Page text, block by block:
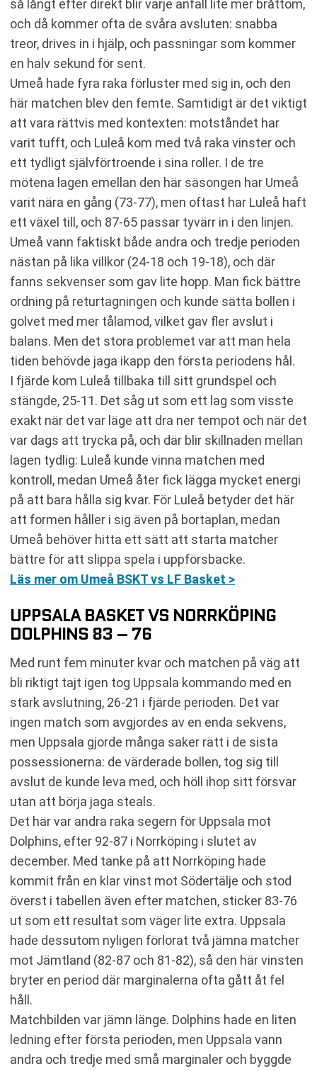
så långt efter direkt blir varje anfall lite mer bråttom,
och då kommer ofta de svåra avsluten: snabba
treor, drives in i hjälp, och passningar som kommer
en halv sekund för sent.
Umeå hade fyra raka förluster med sig in, och den
här matchen blev den femte. Samtidigt är det viktigt
att vara rättvis med kontexten: motståndet har
varit tufft, och Luleå kom med två raka vinster och
ett tydligt självförtroende i sina roller. I de tre
mötena lagen emellan den här säsongen har Umeå
varit nära en gång (73-77), men oftast har Luleå haft
ett växel till, och 87-65 passar tyvärr in i den linjen.
Umeå vann faktiskt både andra och tredje perioden
nästan på lika villkor (24-18 och 19-18), och där
fanns sekvenser som gav lite hopp. Man fick bättre
ordning på returtagningen och kunde sätta bollen i
golvet med mer tålamod, vilket gav fler avslut i
balans. Men det stora problemet var att man hela
tiden behövde jaga ikapp den första periodens hål.
I fjärde kom Luleå tillbaka till sitt grundspel och
stängde, 25-11. Det såg ut som ett lag som visste
exakt när det var läge att dra ner tempot och när det
var dags att trycka på, och där blir skillnaden mellan
lagen tydlig: Luleå kunde vinna matchen med
kontroll, medan Umeå åter fick lägga mycket energi
på att bara hålla sig kvar. För Luleå betyder det här
att formen håller i sig även på bortaplan, medan
Umeå behöver hitta ett sätt att starta matcher
bättre för att slippa spela i uppförsbacke.
Läs mer om Umeå BSKT vs LF Basket >
UPPSALA BASKET VS NORRKÖPING
DOLPHINS 83 – 76
Med runt fem minuter kvar och matchen på väg att
bli riktigt tajt igen tog Uppsala kommando med en
stark avslutning, 26-21 i fjärde perioden. Det var
ingen match som avgjordes av en enda sekvens,
men Uppsala gjorde många saker rätt i de sista
possessionerna: de värderade bollen, tog sig till
avslut de kunde leva med, och höll ihop sitt försvar
utan att börja jaga steals.
Det här var andra raka segern för Uppsala mot
Dolphins, efter 92-87 i Norrköping i slutet av
december. Med tanke på att Norrköping hade
kommit från en klar vinst mot Södertälje och stod
överst i tabellen även efter matchen, sticker 83-76
ut som ett resultat som väger lite extra. Uppsala
hade dessutom nyligen förlorat två jämna matcher
mot Jämtland (82-87 och 81-82), så den här vinsten
bryter en period där marginalerna ofta gått åt fel
håll.
Matchbilden var jämn länge. Dolphins hade en liten
ledning efter första perioden, men Uppsala vann
andra och tredje med små marginaler och byggde